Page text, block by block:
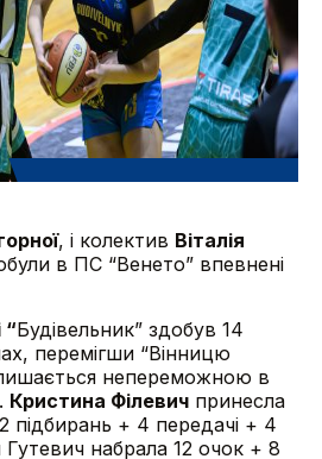
, і колектив Віталія
в ПС “Венето” впевнені
“Будівельник” здобув 14
перемігши “Вінницю
непереможною в
Кристина Філевич принесла
підбирань + 4 передачі + 4
набрала 12 очок + 8